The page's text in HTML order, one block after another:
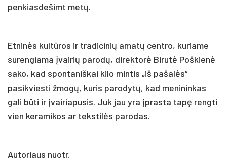
penkiasdešimt metų.
Etninės kultūros ir tradicinių amatų centro, kuriame
surengiama įvairių parodų, direktorė Birutė Poškienė
sako, kad spontaniškai kilo mintis „iš pašalės“
pasikviesti žmogų, kuris parodytų, kad menininkas
gali būti ir įvairiapusis. Juk jau yra įprasta tapę rengti
vien keramikos ar tekstilės parodas.
Autoriaus nuotr.